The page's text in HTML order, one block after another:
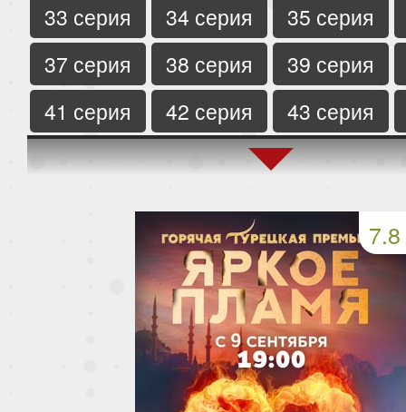
33 серия
34 серия
35 серия
37 серия
38 серия
39 серия
41 серия
42 серия
43 серия
45 серия
46 серия
47 серия
50 серия
51 серия
54 серия
55 серия
58 серия
59 серия
62 серия
63 серия
66 серия
67 серия
7.8